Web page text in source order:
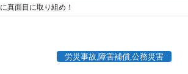
真面目に取り組め！
労災事故,障害補償,公務災害